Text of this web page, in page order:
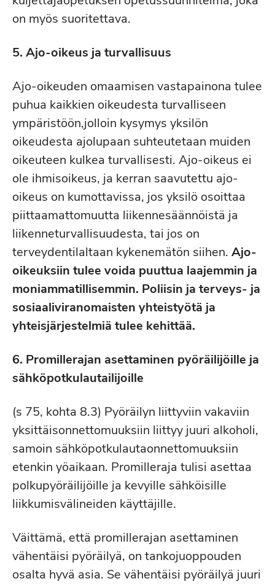
on myös suoritettava.
5. Ajo-oikeus ja turvallisuus
Ajo-oikeuden omaamisen vastapainona tulee
puhua kaikkien oikeudesta turvalliseen
ympäristöön,jolloin kysymys yksilön
oikeudesta ajolupaan suhteutetaan muiden
oikeuteen kulkea turvallisesti. Ajo-oikeus ei
ole ihmisoikeus, ja kerran saavutettu ajo-
oikeus on kumottavissa, jos yksilö osoittaa
piittaamattomuutta liikennesäännöistä ja
liikenneturvallisuudesta, tai jos on
terveydentilaltaan kykenemätön siihen. Ajo-
oikeuksiin tulee voida puuttua laajemmin ja
moniammatillisemmin. Poliisin ja terveys- ja
sosiaaliviranomaisten yhteistyötä ja
yhteisjärjestelmiä tulee kehittää.
6. Promillerajan asettaminen pyöräilijöille ja
sähköpotkulautailijoille
(s 75, kohta 8.3) Pyöräilyn liittyviin vakaviin
yksittäisonnettomuuksiin liittyy juuri alkoholi,
samoin sähköpotkulautaonnettomuuksiin
etenkin yöaikaan. Promilleraja tulisi asettaa
polkupyöräilijöille ja kevyille sähköisille
liikkumisvälineiden käyttäjille.
Väittämä, että promillerajan asettaminen
vähentäisi pyöräilyä, on tankojuoppouden
osalta hyvä asia. Se vähentäisi pyöräilyä juuri